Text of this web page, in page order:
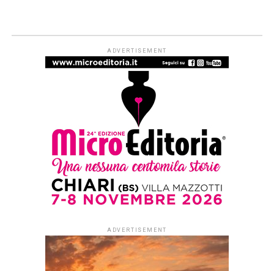
ADVERTISEMENT
ADVERTISEMENT